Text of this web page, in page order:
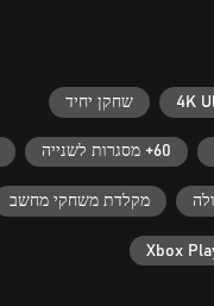
4K שחקן יחיד
60+ מסגרות לשנייה
מקלדת משחקי מחשב
Xbox